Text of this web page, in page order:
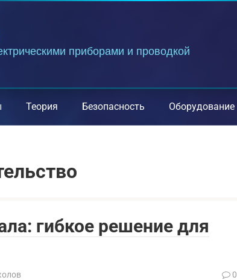
приборами и проводкой
Теория Безопасность Оборудование
гибкое решение для
0